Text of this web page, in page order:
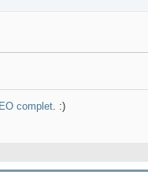
complet. :)